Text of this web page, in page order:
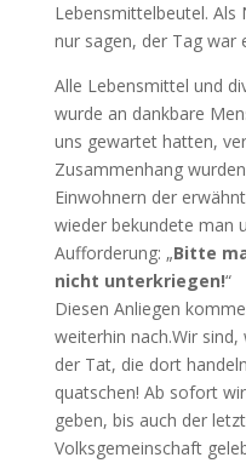
Lebensmittelbeutel. Als
nur sagen, der Tag war
Alle Lebensmittel und
wurde an dankbare
uns gewartet hatten,
Zusammenhang
Einwohnern der
wieder bekundete man
Aufforderung: „Bitte
nicht unterkriegen!“
Diesen Anliegen
weiterhin nach.Wir
der Tat, die dort
quatschen! Ab sofort
geben, bis auch der
Volksgemeinschaft